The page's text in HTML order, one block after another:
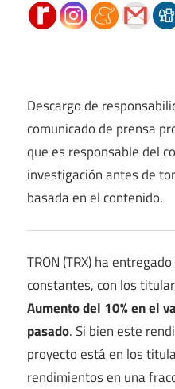
Descargo de
comunicado de prensa
que es responsable del
investigación antes de
basada en el contenido.
TRON (TRX) ha
constantes, con los
Aumento del 10% en el
pasado. Si bien este
proyecto está en los
rendimientos en una